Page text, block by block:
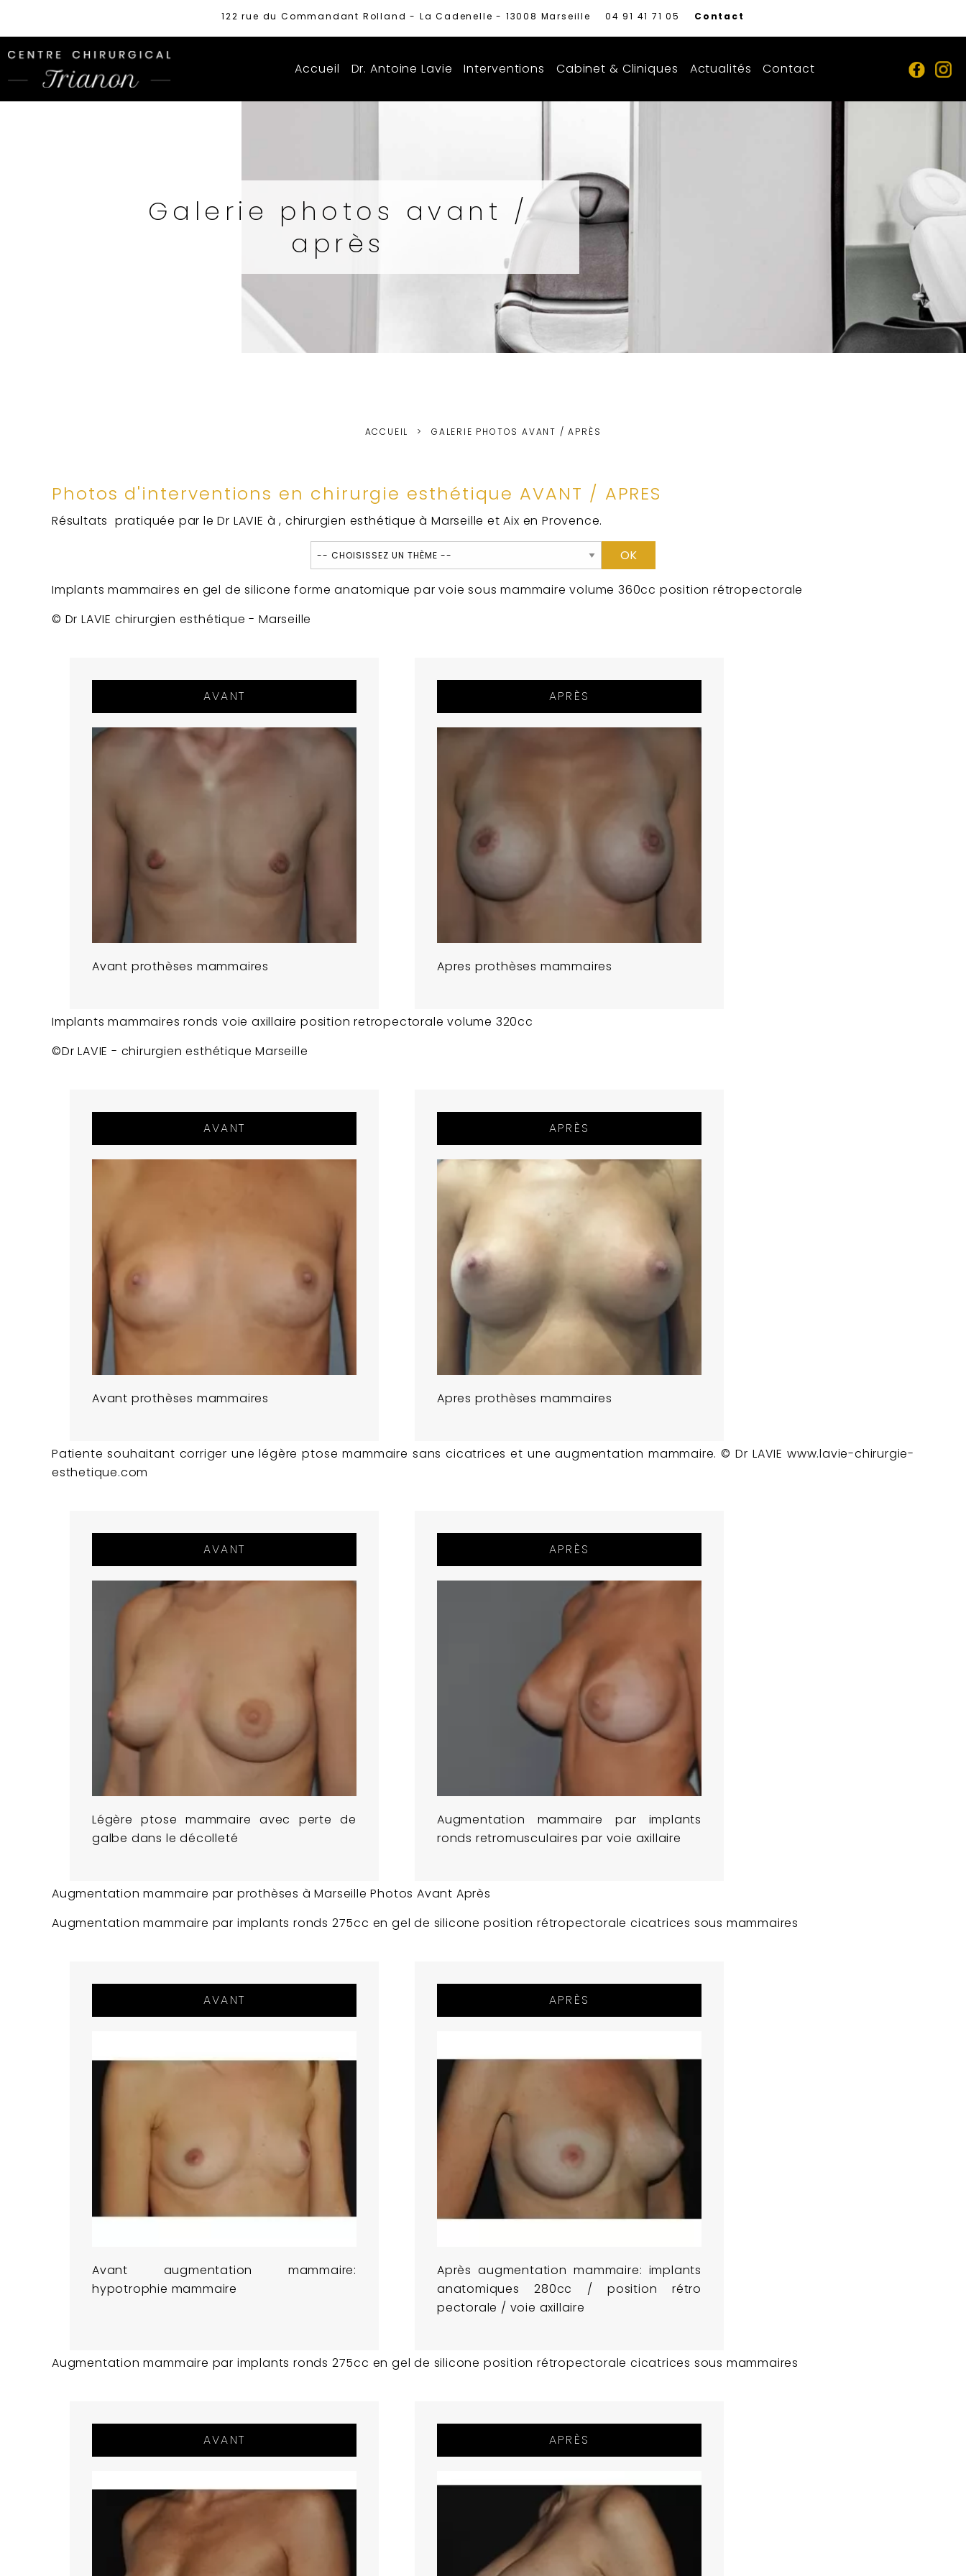
122 rue du Commandant Rolland - La Cadenelle - 13008 Marseille 04 91 41 71 05 Contact
Accueil Dr. Antoine Lavie Interventions Cabinet & Cliniques Actualités Contact
Galerie photos avant /
après
ACCUEIL GALERIE PHOTOS AVANT / APRÈS
Photos d'interventions en chirurgie esthétique AVANT / APRES
Résultats pratiquée par le Dr LAVIE à , chirurgien esthétique à Marseille et Aix en Provence.
Implants mammaires en gel de silicone forme anatomique par voie sous mammaire volume 360cc position rétropectorale
© Dr LAVIE chirurgien esthétique - Marseille
AVANT
Avant prothèses mammaires
APRÈS
Apres prothèses mammaires
Implants mammaires ronds voie axillaire position retropectorale volume 320cc
©Dr LAVIE - chirurgien esthétique Marseille
AVANT
Avant prothèses mammaires
APRÈS
Apres prothèses mammaires
Patiente souhaitant corriger une légère ptose mammaire sans cicatrices et une augmentation mammaire. © Dr LAVIE www.lavie-chirurgie-
esthetique.com
AVANT
Légère ptose mammaire avec perte de
galbe dans le décolleté
APRÈS
Augmentation mammaire par implants
ronds retromusculaires par voie axillaire
Augmentation mammaire par prothèses à Marseille Photos Avant Après
Augmentation mammaire par implants ronds 275cc en gel de silicone position rétropectorale cicatrices sous mammaires
AVANT
Avant augmentation mammaire:
hypotrophie mammaire
APRÈS
Après augmentation mammaire: implants
anatomiques 280cc / position rétro
pectorale / voie axillaire
Augmentation mammaire par implants ronds 275cc en gel de silicone position rétropectorale cicatrices sous mammaires
AVANT APRÈS